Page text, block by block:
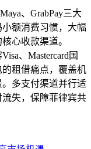
、GrabPay三大
额消费习惯，大幅
心收款渠道。
、Mastercard国
租借痛点，覆盖机
多支付渠道并行适
失，保障菲律宾共